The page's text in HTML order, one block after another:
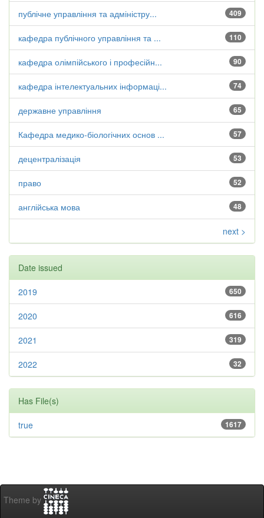
409
публічне управління та адміністру...
110
кафедра публічного управління та ...
90
кафедра олімпійського і професійн...
74
кафедра інтелектуальних інформаці...
65
державне управління
57
Кафедра медико-біологічних основ ...
53
децентралізація
52
право
48
англійська мова
next >
Date issued
650
2019
616
2020
319
2021
32
2022
Has File(s)
1617
true
Theme by